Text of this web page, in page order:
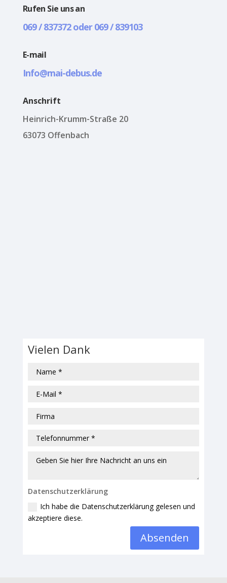
Rufen Sie uns an
069 / 837372 oder 069 / 839103
E-mail
Info@mai-debus.de
Anschrift
Heinrich-Krumm-Straße 20
63073 Offenbach
Vielen Dank
Datenschutzerklärung
Ich habe die Datenschutzerklärung gelesen und
akzeptiere diese.
Absenden